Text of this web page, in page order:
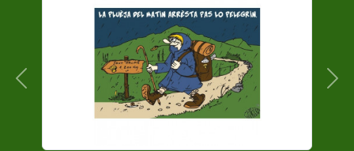
Précedent